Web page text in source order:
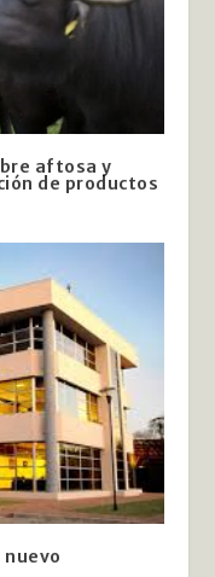
aftosa y
de productos
nuevo